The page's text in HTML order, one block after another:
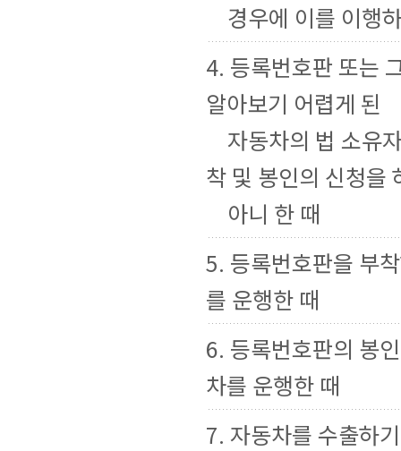
경우에 이를 이행
4. 등록번호판 또는
알아보기 어렵게 된
자동차의 법 소유
착 및 봉인의 신청을
아니 한 때
5. 등록번호판을 부
를 운행한 때
6. 등록번호판의 봉
차를 운행한 때
7. 자동차를 수출하